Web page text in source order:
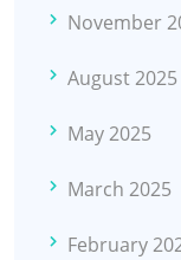
November
August 2025
May 2025
March 2025
February